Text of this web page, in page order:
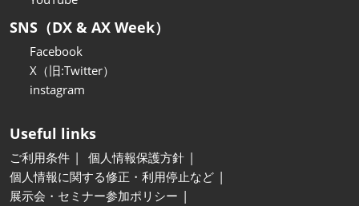
SNS（DX & AX Week）
Facebook
X（旧:Twitter）
instagram
Useful links
ご利用条件
個人情報保護方針
個人情報に関する修正・利用停止など
展示会・セミナー参加ポリシー